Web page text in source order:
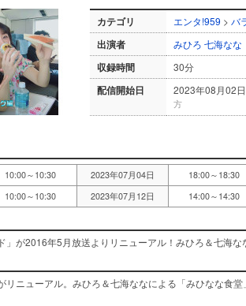
カテゴリ エンタ!959 > バ
出演者 みひろ 七海なな
収録時間 30分
配信開始日 2023年08月02日
方
10:00～10:30 2023年07月04日
18:00～18:30
10:00～10:30 2023年07月12日 14:00～14:30
」が2016年5月放送よりリニューアル！みひろ＆七海
リニューアル。みひろ＆七海ななによる「みひなな食